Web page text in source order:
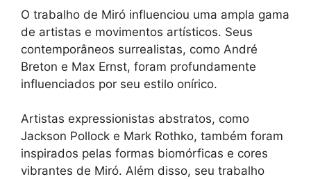
O trabalho de Miró influenciou uma ampla gama
de artistas e movimentos artísticos. Seus
contemporâneos surrealistas, como André
Breton e Max Ernst, foram profundamente
influenciados por seu estilo onírico.
Artistas expressionistas abstratos, como
Jackson Pollock e Mark Rothko, também foram
inspirados pelas formas biomórficas e cores
vibrantes de Miró. Além disso, seu trabalho